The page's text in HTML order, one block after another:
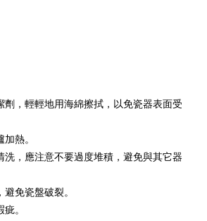
劑，輕輕地用海綿擦拭，以免瓷器表面受
熱。
洗，應注意不要過度堆積，避免與其它器
免瓷盤破裂。
。